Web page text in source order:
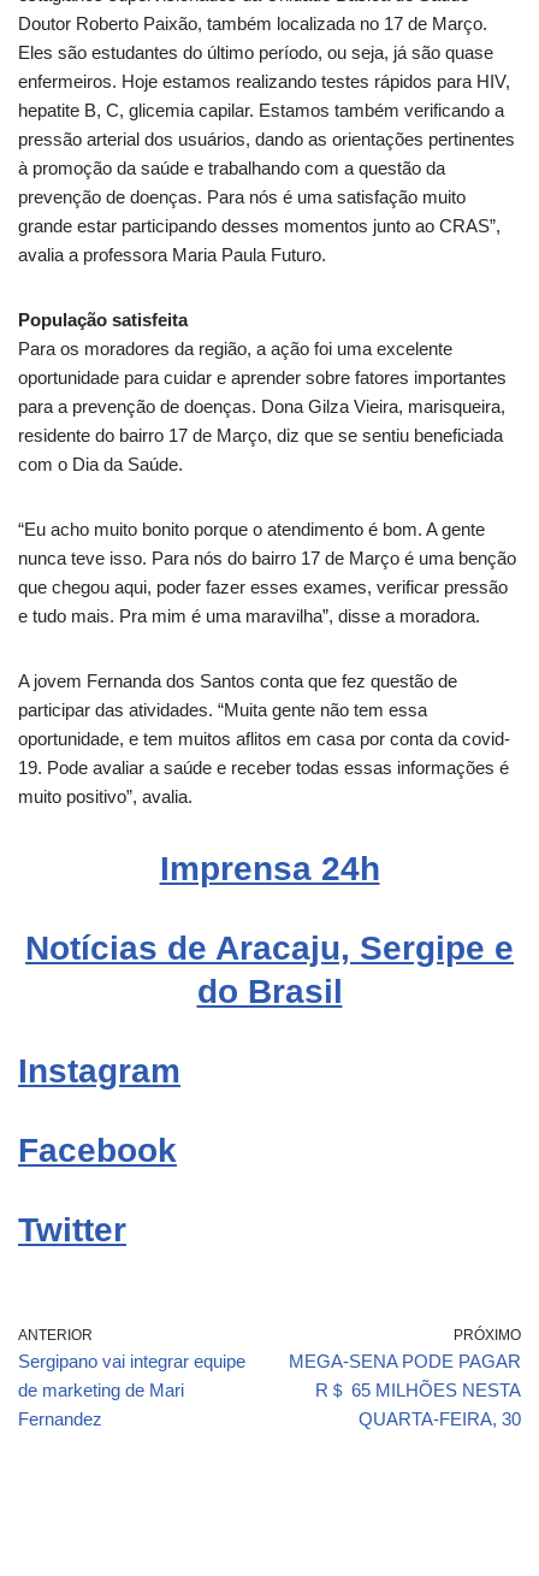
Doutor Roberto Paixão, também localizada no 17 de Março.
Eles são estudantes do último período, ou seja, já são quase
enfermeiros. Hoje estamos realizando testes rápidos para HIV,
hepatite B, C, glicemia capilar. Estamos também verificando a
pressão arterial dos usuários, dando as orientações pertinentes
à promoção da saúde e trabalhando com a questão da
prevenção de doenças. Para nós é uma satisfação muito
grande estar participando desses momentos junto ao CRAS”,
avalia a professora Maria Paula Futuro.
População satisfeita
Para os moradores da região, a ação foi uma excelente
oportunidade para cuidar e aprender sobre fatores importantes
para a prevenção de doenças. Dona Gilza Vieira, marisqueira,
residente do bairro 17 de Março, diz que se sentiu beneficiada
com o Dia da Saúde.
“Eu acho muito bonito porque o atendimento é bom. A gente
nunca teve isso. Para nós do bairro 17 de Março é uma benção
que chegou aqui, poder fazer esses exames, verificar pressão
e tudo mais. Pra mim é uma maravilha”, disse a moradora.
A jovem Fernanda dos Santos conta que fez questão de
participar das atividades. “Muita gente não tem essa
oportunidade, e tem muitos aflitos em casa por conta da covid-
19. Pode avaliar a saúde e receber todas essas informações é
muito positivo”, avalia.
Imprensa 24h
Notícias de Aracaju, Sergipe e
do Brasil
Instagram
Facebook
Twitter
ANTERIOR
Sergipano vai integrar equipe
de marketing de Mari
Fernandez
PRÓXIMO
MEGA-SENA PODE PAGAR
R＄ 65 MILHÕES NESTA
QUARTA-FEIRA, 30